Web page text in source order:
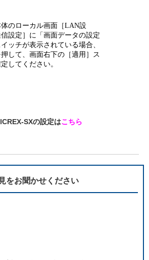
のローカル画面［LAN設
設定］に「画面データの設定
ッチが表示されている場合、
して、画面右下の［適用］ス
してください。
SXの設定はこちら
をお聞かせください